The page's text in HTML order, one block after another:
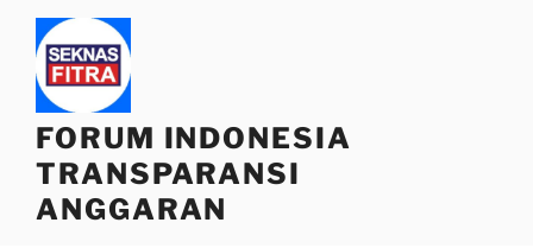
content
FORUM INDONESIA
TRANSPARANSI
ANGGARAN